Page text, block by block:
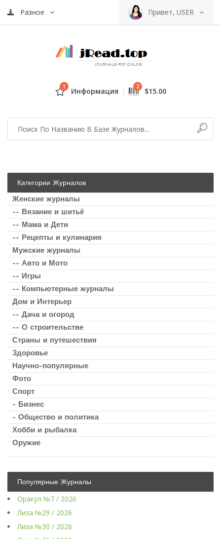
Разное Привет, USER
1 Информация 2 $15.00
Категории Журналов
Женские журналы
-- Вязание и шитьё
-- Мама и Дети
-- Рецепты и кулинария
Мужские журналы
-- Авто и Мото
-- Игры
-- Компьютерные журналы
Дом и Интерьер
-- Дача и огород
-- О строительстве
Страны и путешествия
Здоровье
Научно-популярные
Фото
Спорт
- Бизнес
- Общество и политика
Хобби и рыбалка
Оружие
Популярные Журналы
Оракул №7 / 2026
Лиза №29 / 2026
Лиза №30 / 2026